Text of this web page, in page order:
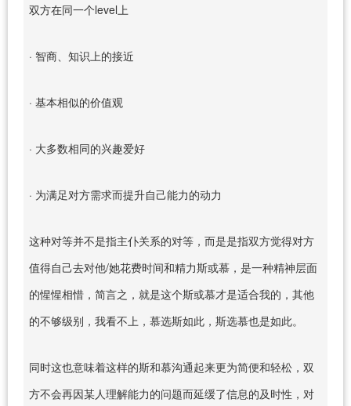
双方在同一个level上
· 智商、知识上的接近
· 基本相似的价值观
· 大多数相同的兴趣爱好
· 为满足对方需求而提升自己能力的动力
这种对等并不是指主仆关系的对等，而是是指双方觉得对方
值得自己去对他/她花费时间和精力斯或慕，是一种精神层面
的惺惺相惜，简言之，就是这个斯或慕才是适合我的，其他
的不够级别，我看不上，慕选斯如此，斯选慕也是如此。
同时这也意味着这样的斯和慕沟通起来更为简便和轻松，双
方不会再因某人理解能力的问题而延缓了信息的及时性，对